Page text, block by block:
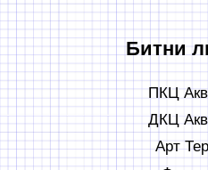
Битни
ПКЦ
ДКЦ
Арт